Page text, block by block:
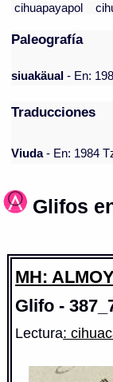
cihuapayapol
Paleografía
siuakäual - En:
Traducciones
Viuda- En: 1984
Glifos
MH:
Glifo -
Lectura: